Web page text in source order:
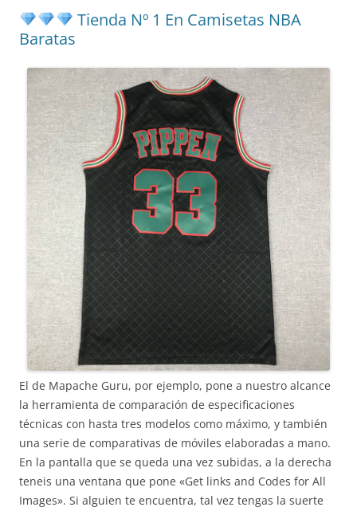
Tienda Nº 1 En Camisetas NBA
Baratas
El de Mapache Guru, por ejemplo, pone a nuestro alcance
la herramienta de comparación de especificaciones
técnicas con hasta tres modelos como máximo, y también
una serie de comparativas de móviles elaboradas a mano.
En la pantalla que se queda una vez subidas, a la derecha
teneis una ventana que pone «Get links and Codes for All
Images». Si alguien te encuentra, tal vez tengas la suerte